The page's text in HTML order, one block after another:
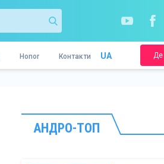
Honor Контакти UA Де
АНДРО-ТОП